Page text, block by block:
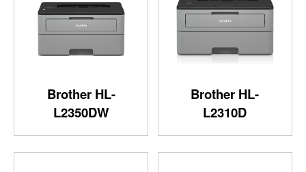
Brother HL-
L2310D
Brother HL-
L2350DW